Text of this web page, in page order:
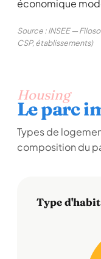
économique
Source : INSEE —
CSP, établissements)
Housing
Le parc
Types de
composition du
Type